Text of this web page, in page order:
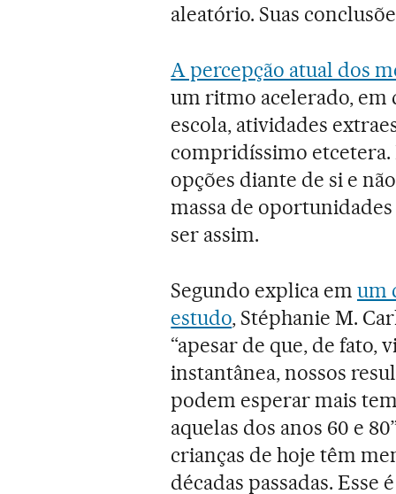
aleatório. Suas
A percepção atual dos
um ritmo acelerado, em
escola, atividades
compridíssimo
opções diante de si e
massa de
ser assim.
Segundo explica em um
estudo, Stéphanie M.
“apesar de que, de fato,
instantânea, nossos
podem esperar mais
aquelas dos anos 60 e
crianças de hoje têm
décadas passadas.